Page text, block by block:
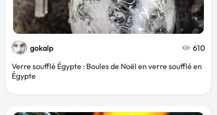
gokalp
610
Verre soufflé Égypte : Boules de Noël en verre soufflé en
Égypte